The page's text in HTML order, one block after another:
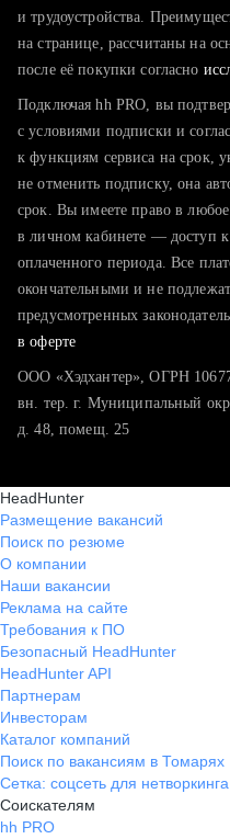
тратите много
хотите сравнить себя с
и трудоустройства.
на странице, рассчитаны на
после её покупки согласно
Подключая hh PRO, вы
с условиями подписки и
к функциям сервиса на срок,
не отменить подписку, она
срок. Вы имеете право в
в личном кабинете — доступ к
оплаченного периода. Все
окончательными и не
предусмотренных
в оферте
ООО «Хэдхантер», ОГРН
вн. тер. г. Муниципальный
д. 48, помещ. 25
HeadHunter
Размещение вакансий
Поиск по резюме
О компании
Наши вакансии
Реклама на сайте
Требования к ПО
Безопасный HeadHunter
HeadHunter API
Партнерам
Инвесторам
Каталог компаний
Поиск по вакансиям в Томарях
Сетка: соцсеть для нетворкинга
Соискателям
hh PRO